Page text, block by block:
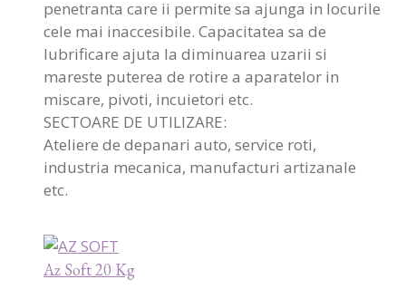
penetranta care ii permite sa ajunga in locurile
cele mai inaccesibile. Capacitatea sa de
lubrificare ajuta la diminuarea uzarii si
mareste puterea de rotire a aparatelor in
miscare, pivoti, incuietori etc.
SECTOARE DE UTILIZARE:
Ateliere de depanari auto, service roti,
industria mecanica, manufacturi artizanale
etc.
Az Soft 20 Kg